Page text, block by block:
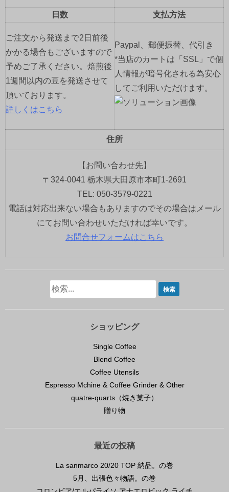
日数 支払方法
ご注文から発送まで2日前後
かかる場合もございますので
予めご了承ください。焙煎後
1週間以内の豆を発送させて
頂いております。
詳しくはこちら
Paypal、郵便振替、代引き
*当店のカートは「SSL」で個
人情報が暗号化される為安心
してご利用いただけます。
住所
【お問い合わせ先】
〒324-0041 栃木県大田原市本町1-2691
TEL: 050-3579-0221
電話は対応出来ない場合もありますのでその場合はメール
にてお問い合わせいただければ幸いです。
お問合せフォームはこちら
ショッピング
Single Coffee
Blend Coffee
Coffee Utensils
Espresso Mchine & Coffee Grinder & Other
quatre-quarts（焼き菓子）
贈り物
最近の投稿
La sanmarco 20/20 TOP 納品。の巻
5月、出張色々物語。の巻